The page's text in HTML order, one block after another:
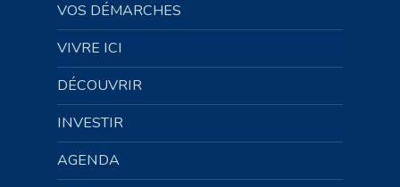
VOS DÉMARCHES
VIVRE ICI
DÉCOUVRIR
INVESTIR
AGENDA